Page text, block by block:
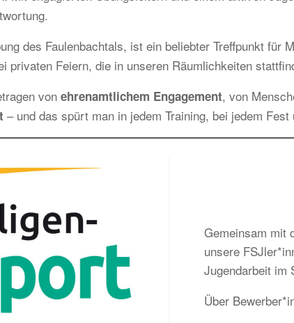
des Faulenbachtals, ist ein beliebter Treffpunkt für
privaten Feiern, die in unseren Räumlichkeiten
von ehrenamtlichem Engagement, von
– und das spürt man in jedem Training, bei jedem
Gemeinsam mit
unsere
Jugendarbeit im
Über